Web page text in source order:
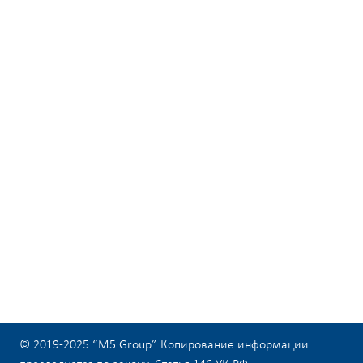
© 2019-2025 “M5 Group” Копирование информации